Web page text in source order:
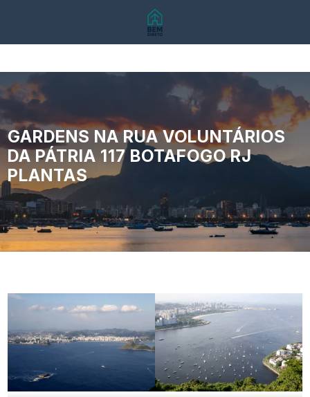
GARDENS NA RUA VOLUNTÁRIOS
DA PÁTRIA 117 BOTAFOGO RJ
PLANTAS